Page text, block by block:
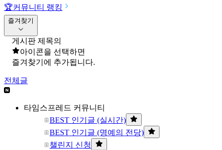
🏆커뮤니티 랭킹
즐겨찾기
게시판 제목의
아이콘을 선택하면
즐겨찾기에 추가됩니다.
전체글
타임스프레드 커뮤니티
BEST 인기글 (실시간)
BEST 인기글 (명예의 전당)
챌린지 신청